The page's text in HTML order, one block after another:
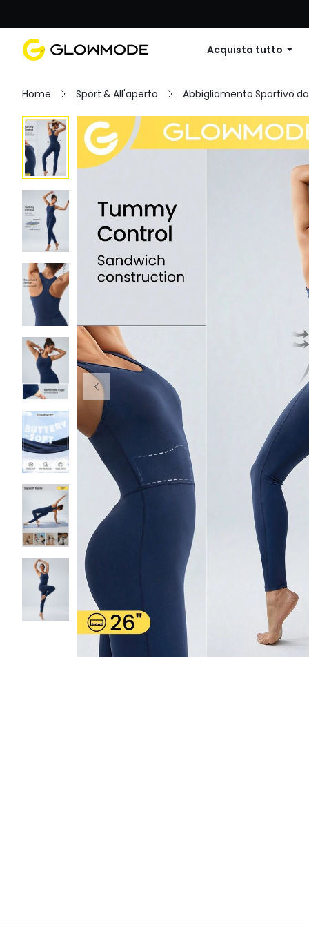
Acquista tutto
Home Sport & All'aperto Abbigliamento Sportivo